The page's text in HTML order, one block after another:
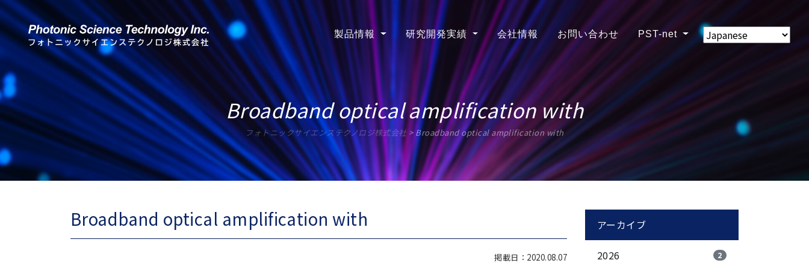
製品情報 研究開発実績 会社情報 お問い合わせ PST-net
Broadband optical amplification with
フォトニックサイエンステクノロジ株式会社>Broadband optical amplification with
Broadband optical amplification with
掲載日：2020.08.07
アーカイブ
2026 2